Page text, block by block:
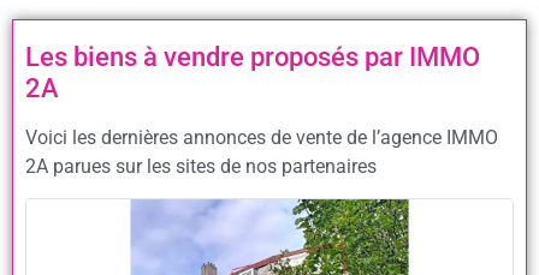
Les biens à vendre proposés par IMMO
2A
Voici les dernières annonces de vente de l’agence IMMO
2A parues sur les sites de nos partenaires